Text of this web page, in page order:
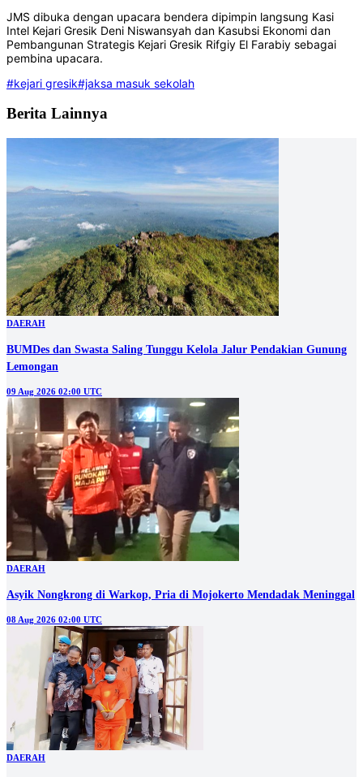
JMS dibuka dengan upacara bendera dipimpin langsung Kasi
Intel Kejari Gresik Deni Niswansyah dan Kasubsi Ekonomi dan
Pembangunan Strategis Kejari Gresik Rifgiy El Farabiy sebagai
pembina upacara.
#kejari gresik#jaksa masuk sekolah
Berita Lainnya
DAERAH
BUMDes dan Swasta Saling Tunggu Kelola Jalur Pendakian Gunung
Lemongan
09 Aug 2026 02:00 UTC
DAERAH
Asyik Nongkrong di Warkop, Pria di Mojokerto Mendadak Meninggal
08 Aug 2026 02:00 UTC
DAERAH